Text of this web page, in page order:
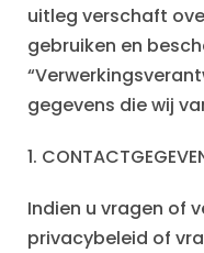
uitleg verschaft
gebruiken en
gegevens die wij
1.
Indien u vragen of
privacybeleid of